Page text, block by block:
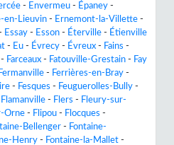
- Envermeu - Épaney -
en-Lieuvin - Ernemont-la-Villette -
Essay - Esson - Éterville - Étienville
- Eu - Évrecy - Évreux - Fains -
- Farceaux - Fatouville-Grestain - Fay
Fermanville - Ferrières-en-Bray -
- Fesques - Feuguerolles-Bully -
Flamanville - Flers - Fleury-sur-
Orne - Flipou - Flocques -
Bellenger - Fontaine-
Henry - Fontaine-la-Mallet -